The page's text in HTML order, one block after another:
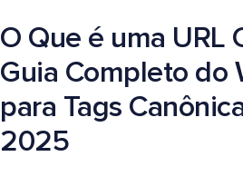
O Que é uma URL
Guia Completo do
para Tags
2025